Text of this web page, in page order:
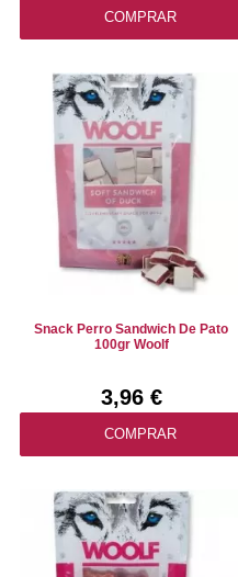
COMPRAR
Snack Perro Sandwich De Pato
100gr Woolf
3,96 €
COMPRAR